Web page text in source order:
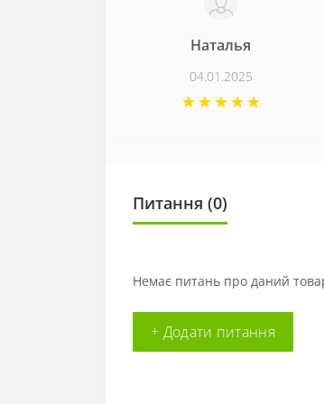
Наталья
04.01.2025
Питання (0)
Немає питань про даний
+ Додати питання